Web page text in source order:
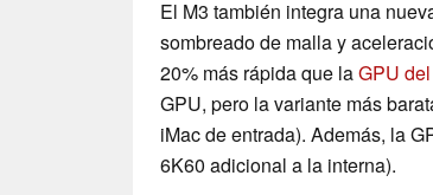
El M3 también integra una
sombreado de malla y
20% más rápida que laGPU
GPU, pero la variante más
iMac de entrada). Además, la
6K60 adicional a la interna).